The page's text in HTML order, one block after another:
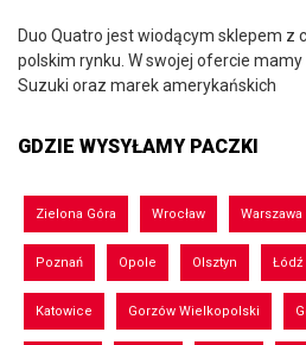
Duo Quatro jest wiodącym sklepem z
polskim rynku. W swojej ofercie mamy
Suzuki oraz marek amerykańskich
GDZIE WYSYŁAMY PACZKI
Zielona Góra Wrocław Warszawa
Poznań Opole Olsztyn Łódź
Katowice Gorzów Wielkopolski